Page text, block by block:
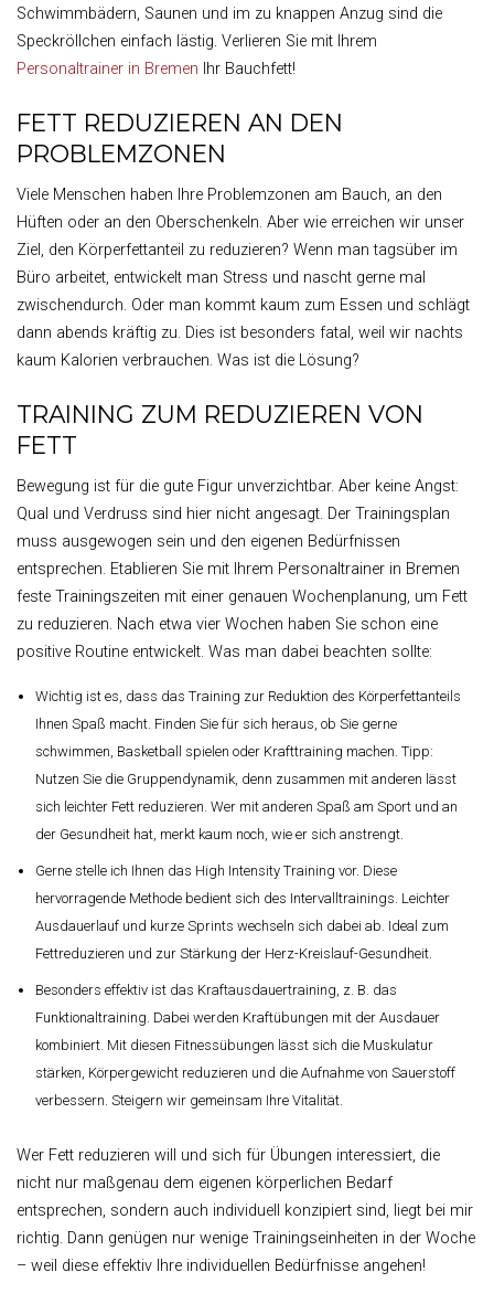
Schwimmbädern, Saunen und im zu knappen Anzug sind die
Speckröllchen einfach lästig. Verlieren Sie mit Ihrem
Personaltrainer in Bremen Ihr Bauchfett!
FETT REDUZIEREN AN DEN
PROBLEMZONEN
Viele Menschen haben Ihre Problemzonen am Bauch, an den
Hüften oder an den Oberschenkeln. Aber wie erreichen wir unser
Ziel, den Körperfettanteil zu reduzieren? Wenn man tagsüber im
Büro arbeitet, entwickelt man Stress und nascht gerne mal
zwischendurch. Oder man kommt kaum zum Essen und schlägt
dann abends kräftig zu. Dies ist besonders fatal, weil wir nachts
kaum Kalorien verbrauchen. Was ist die Lösung?
TRAINING ZUM REDUZIEREN VON
FETT
Bewegung ist für die gute Figur unverzichtbar. Aber keine Angst:
Qual und Verdruss sind hier nicht angesagt. Der Trainingsplan
muss ausgewogen sein und den eigenen Bedürfnissen
entsprechen. Etablieren Sie mit Ihrem Personaltrainer in Bremen
feste Trainingszeiten mit einer genauen Wochenplanung, um Fett
zu reduzieren. Nach etwa vier Wochen haben Sie schon eine
positive Routine entwickelt. Was man dabei beachten sollte:
Wichtig ist es, dass das Training zur Reduktion des Körperfettanteils
Ihnen Spaß macht. Finden Sie für sich heraus, ob Sie gerne
schwimmen, Basketball spielen oder Krafttraining machen. Tipp:
Nutzen Sie die Gruppendynamik, denn zusammen mit anderen lässt
sich leichter Fett reduzieren. Wer mit anderen Spaß am Sport und an
der Gesundheit hat, merkt kaum noch, wie er sich anstrengt.
Gerne stelle ich Ihnen das High Intensity Training vor. Diese
hervorragende Methode bedient sich des Intervalltrainings. Leichter
Ausdauerlauf und kurze Sprints wechseln sich dabei ab. Ideal zum
Fettreduzieren und zur Stärkung der Herz-Kreislauf-Gesundheit.
Besonders effektiv ist das Kraftausdauertraining, z. B. das
Funktionaltraining. Dabei werden Kraftübungen mit der Ausdauer
kombiniert. Mit diesen Fitnessübungen lässt sich die Muskulatur
stärken, Körpergewicht reduzieren und die Aufnahme von Sauerstoff
verbessern. Steigern wir gemeinsam Ihre Vitalität.
Wer Fett reduzieren will und sich für Übungen interessiert, die
nicht nur maßgenau dem eigenen körperlichen Bedarf
entsprechen, sondern auch individuell konzipiert sind, liegt bei mir
richtig. Dann genügen nur wenige Trainingseinheiten in der Woche
– weil diese effektiv Ihre individuellen Bedürfnisse angehen!